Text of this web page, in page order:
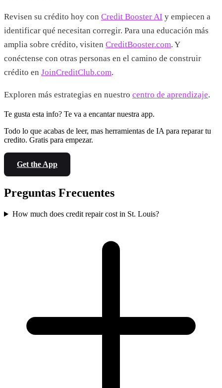
Revisen su crédito hoy con Credit Booster AI y empiecen a
identificar qué necesitan corregir. Para una educación más
amplia sobre crédito, visiten CreditBooster.com. Y
conéctense con otras personas en el camino de construir
crédito en JoinCreditClub.com.
Exploren más estrategias en nuestro centro de aprendizaje.
Te gusta esta info? Te va a encantar nuestra app.
Todo lo que acabas de leer, mas herramientas de IA para reparar tu
credito. Gratis para empezar.
Get the App
Preguntas Frecuentes
How much does credit repair cost in St. Louis?